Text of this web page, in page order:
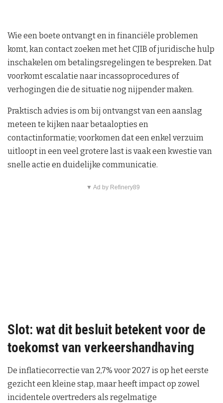
Wie een boete ontvangt en in financiële problemen
komt, kan contact zoeken met het CJIB of juridische hulp
inschakelen om betalingsregelingen te bespreken. Dat
voorkomt escalatie naar incassoprocedures of
verhogingen die de situatie nog nijpender maken.
Praktisch advies is om bij ontvangst van een aanslag
meteen te kijken naar betaalopties en
contactinformatie; voorkomen dat een enkel verzuim
uitloopt in een veel grotere last is vaak een kwestie van
snelle actie en duidelijke communicatie.
▼ Ad by Refinery89
Slot: wat dit besluit betekent voor de
toekomst van verkeershandhaving
De inflatiecorrectie van 2,7% voor 2027 is op het eerste
gezicht een kleine stap, maar heeft impact op zowel
incidentele overtreders als regelmatige